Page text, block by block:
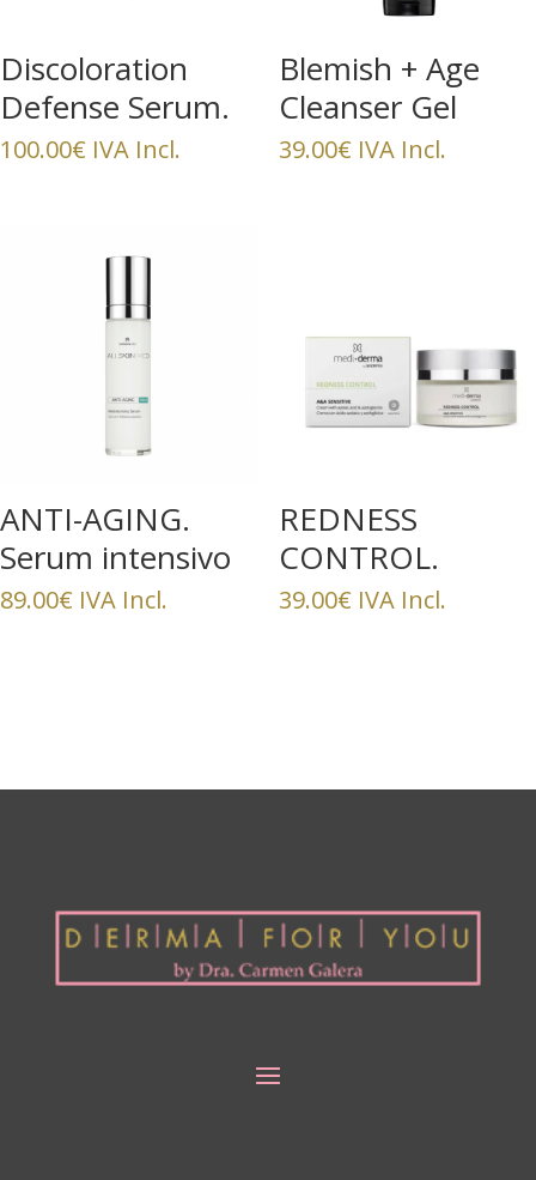
Discoloration
Defense Serum.
30 ml
100.00€ IVA Incl.
Blemish + Age
Cleanser Gel
39.00€ IVA Incl.
ANTI-AGING.
Serum intensivo
retexturizante
89.00€ IVA Incl.
REDNESS
CONTROL.
Crema facial anti-
39.00€ IVA Incl.